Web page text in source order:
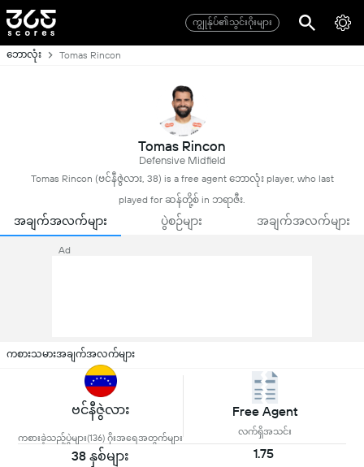
ကျွုန်ုပ်၏သွင်းဂိုးများ
ဘောလုံး Tomas Rincon
Tomas Rincon
Defensive Midfield
Tomas Rincon (ဗင်နီဇွဲလား, 38) is a free agent ဘောလုံး player, who last
played for ဆန်တို့စ် in ဘရာဇီး.
အချက်အလက်များ ပွဲစဉ်များ အချက်အလက်များ
Ad
ကစားသမားအချက်အလက်များ
ဗင်နီဇွဲလား
ကစားခဲ့သည့်ပွဲများ(136) ဂိုးအရေအတွက်များ
Free Agent
လက်ရှိအသင်း
38 နှစ်များ 1.75